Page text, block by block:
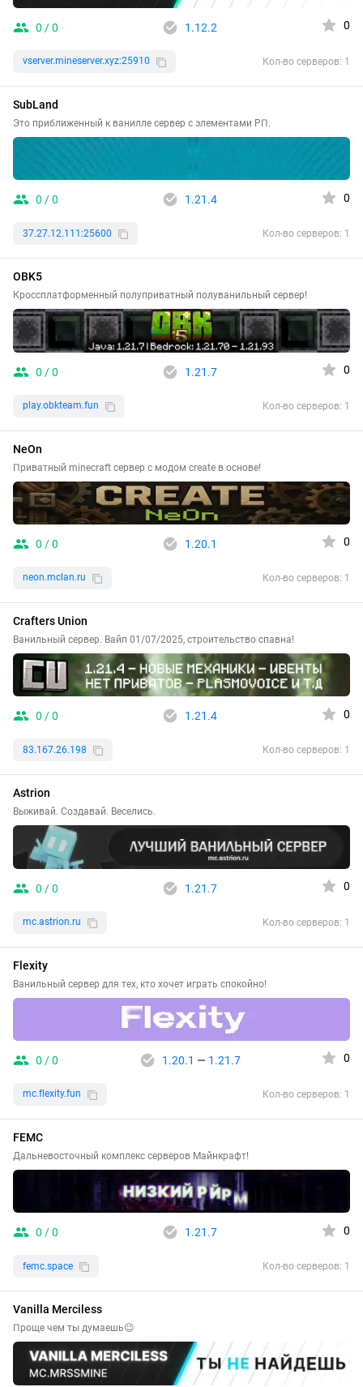
0 / 0 1.12.2 0
vserver.mineserver.xyz:25910 Кол-во серверов: 1
SubLand
Это приближенный к ванилле сервер с элементами РП.
0 / 0 1.21.4 0
37.27.12.111:25600 Кол-во серверов: 1
OBK5
Кроссплатформенный полуприватный полуванильный сервер!
0 / 0 1.21.7 0
play.obkteam.fun Кол-во серверов: 1
NeOn
Приватный minecraft сервер с модом create в основе!
0 / 0 1.20.1 0
neon.mclan.ru Кол-во серверов: 1
Crafters Union
Ванильный сервер. Вайп 01/07/2025, строительство спавна!
0 / 0 1.21.4 0
83.167.26.198 Кол-во серверов: 1
Astrion
Выживай. Создавай. Веселись.
0 / 0 1.21.7 0
mc.astrion.ru Кол-во серверов: 1
Flexity
Ванильный сервер для тех, кто хочет играть спокойно!
0 / 0 1.20.1 — 1.21.7 0
mc.flexity.fun Кол-во серверов: 1
FEMC
Дальневосточный комплекс серверов Майнкрафт!
0 / 0 1.21.7 0
femc.space Кол-во серверов: 1
Vanilla Merciless
Проще чем ты думаешь😉